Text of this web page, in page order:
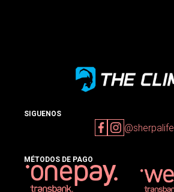
SIGUENOS
@sherpalife
MÉTODOS DE PAGO